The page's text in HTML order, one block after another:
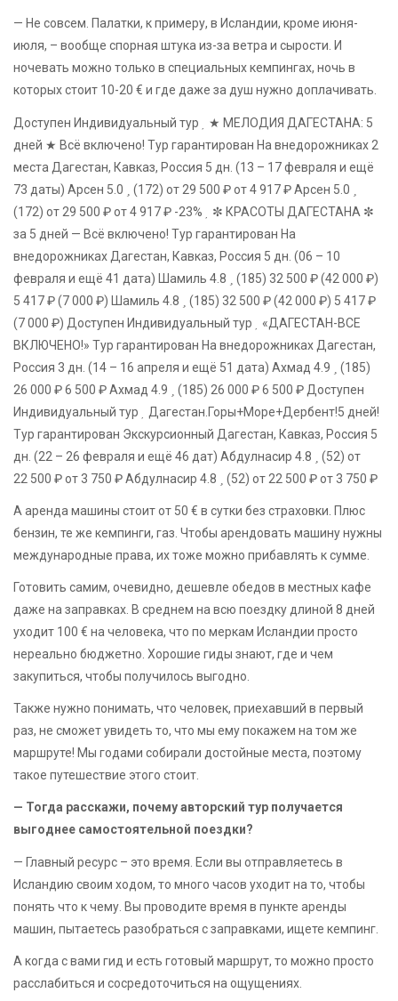
— Не совсем. Палатки, к примеру, в Исландии, кроме июня-
июля, – вообще спорная штука из-за ветра и сырости. И
ночевать можно только в специальных кемпингах, ночь в
которых стоит 10-20 € и где даже за душ нужно доплачивать.
Доступен Индивидуальный тур
★ МЕЛОДИЯ ДАГЕСТАНА: 5
дней ★ Всё включено! Тур гарантирован На внедорожниках 2
места Дагестан, Кавказ, Россия 5 дн. (13 – 17 февраля и ещё
73 даты) Арсен 5.0 (172) от 29 500 ₽от 4 917 ₽Арсен 5.0
(172) от 29 500 ₽от 4 917 ₽ -23%
✼ КРАСОТЫ ДАГЕСТАНА ✼
за 5 дней — Всё включено! Тур гарантирован На
внедорожниках Дагестан, Кавказ, Россия 5 дн. (06 – 10
февраля и ещё 41 дата) Шамиль 4.8 (185) 32 500 ₽(42 000 ₽)
5 417 ₽(7 000 ₽) Шамиль 4.8 (185) 32 500 ₽(42 000 ₽) 5 417 ₽
(7 000 ₽) Доступен Индивидуальный тур
«ДАГЕСТАН-ВСЕ
ВКЛЮЧЕНО!» Тур гарантирован На внедорожниках Дагестан,
Россия 3 дн. (14 – 16 апреля и ещё 51 дата) Ахмад 4.9
(185)
26 000 ₽6 500 ₽Ахмад 4.9 (185) 26 000 ₽6 500 ₽ Доступен
Индивидуальный тур
Дагестан.Горы+Море+Дербент!5 дней!
Тур гарантирован Экскурсионный Дагестан, Кавказ, Россия 5
дн. (22 – 26 февраля и ещё 46 дат) Абдулнасир 4.8 (52) от
22 500 ₽от 3 750 ₽Абдулнасир 4.8 (52) от 22 500 ₽от 3 750 ₽
А аренда машины стоит от 50 € в сутки без страховки. Плюс
бензин, те же кемпинги, газ. Чтобы арендовать машину нужны
международные права, их тоже можно прибавлять к сумме.
Готовить самим, очевидно, дешевле обедов в местных кафе
даже на заправках. В среднем на всю поездку длиной 8 дней
уходит 100 € на человека, что по меркам Исландии просто
нереально бюджетно. Хорошие гиды знают, где и чем
закупиться, чтобы получилось выгодно.
Также нужно понимать, что человек, приехавший в первый
раз, не сможет увидеть то, что мы ему покажем на том же
маршруте! Мы годами собирали достойные места, поэтому
такое путешествие этого стоит.
— Тогда расскажи, почему авторский тур получается
выгоднее самостоятельной поездки?
— Главный ресурс – это время. Если вы отправляетесь в
Исландию своим ходом, то много часов уходит на то, чтобы
понять что к чему. Вы проводите время в пункте аренды
машин, пытаетесь разобраться с заправками, ищете кемпинг.
А когда с вами гид и есть готовый маршрут, то можно просто
расслабиться и сосредоточиться на ощущениях.